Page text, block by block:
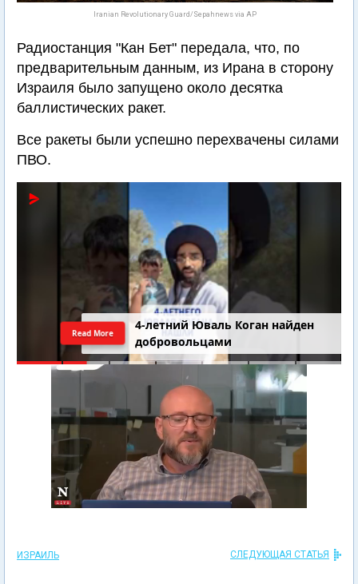
Iranian Revolutionary Guard/Sepahnews via AP
Радиостанция "Кан Бет" передала, что, по
предварительным данным, из Ирана в сторону
Израиля было запущено около десятка
баллистических ракет.
Все ракеты были успешно перехвачены силами
ПВО.
4-летний Юваль Коган найден
добровольцами
Read More
ИЗРАИЛЬ СЛЕДУЮЩАЯ СТАТЬЯ